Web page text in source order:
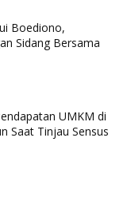
Boediono,
Sidang Bersama
UMKM di
Saat Tinjau Sensus